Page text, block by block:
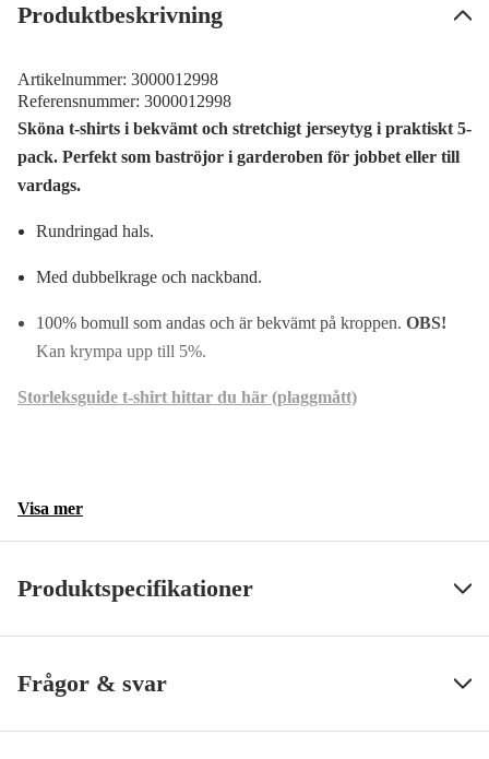
3XL
Produktbeskrivning
Artikelnummer: 3000012998
Referensnummer: 3000012998
Sköna t-shirts i bekvämt och stretchigt jerseytyg i praktiskt 5-
pack. Perfekt som baströjor i garderoben för jobbet eller till
vardags.
Rundringad hals.
Med dubbelkrage och nackband.
100% bomull som andas och är bekvämt på kroppen. OBS!
Kan krympa upp till 5%.
Storleksguide t-shirt hittar du här (plaggmått)
Visa mer
Produktspecifikationer
Visa mindre
Frågor & svar